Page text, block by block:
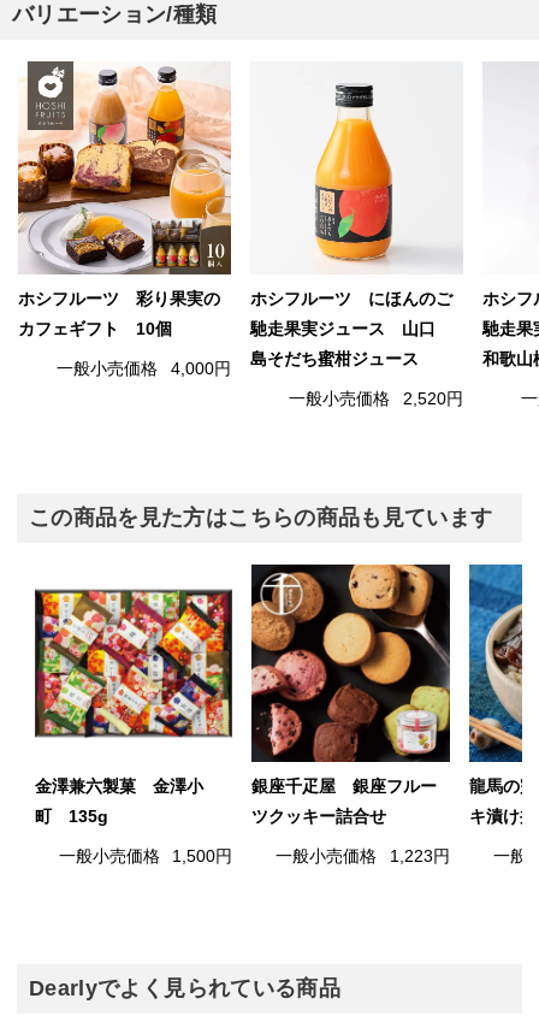
バリエーション/種類
ホシフルーツ 彩り果実の
カフェギフト 10個
一般小売価格 4,000円
ホシフルーツ にほんのご
馳走果実ジュース 山口
島そだち蜜柑ジュース
一般小売価格 2,520円
ホシ
馳走
和歌山
この商品を見た方はこちらの商品も見ています
金澤兼六製菓 金澤小
町 135g
一般小売価格 1,500円
銀座千疋屋 銀座フルー
ツクッキー詰合せ
一般小売価格 1,223円
龍馬の
キ漬け丼
一般
Dearlyでよく見られている商品